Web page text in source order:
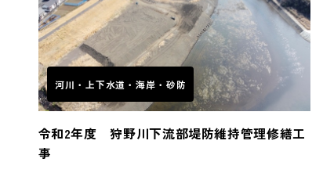
河川・上下水道・海岸・砂防
令和2年度 狩野川下流部堤防維持管理修繕工
事